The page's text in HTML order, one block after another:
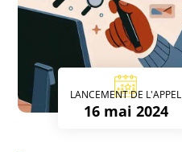
LANCEMENT DE L'APPEL
16 mai 2024